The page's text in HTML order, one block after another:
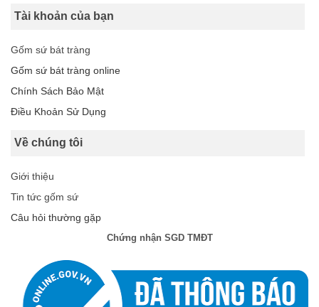
Tài khoản của bạn
Gốm sứ bát tràng
Gốm sứ bát tràng online
Chính Sách Bảo Mật
Điều Khoản Sử Dụng
Về chúng tôi
Giới thiệu
Tin tức gốm sứ
Câu hỏi thường gặp
Chứng nhận SGD TMĐT